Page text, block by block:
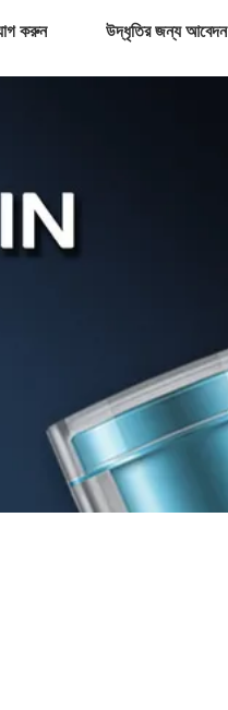
করুন উদ্ধৃতির জন্য আবেদন